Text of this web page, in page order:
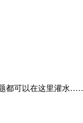
题都可以在这里灌